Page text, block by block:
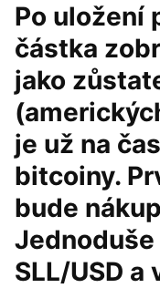
Po uložení
částka
jako
je už na
bitcoiny.
bude
SLL/USD